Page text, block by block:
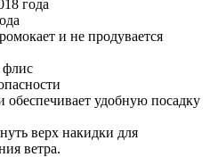
года
и не продувается
флис
обеспечивает удобную посадку
верх накидки для
ветра.